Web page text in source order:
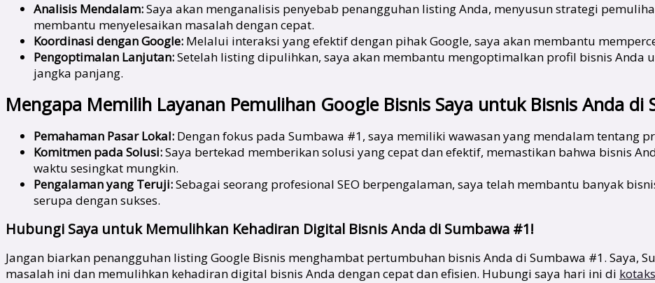
Analisis Mendalam:Saya akan menganalisis penyebab penangguhan listing Anda, menyusun strategi
membantu menyelesaikan masalah dengan cepat.
Koordinasi dengan Google: Melalui interaksi yang efektif dengan pihak Google, saya akan membantu
Pengoptimalan Lanjutan:Setelah listing dipulihkan, saya akan membantu mengoptimalkan profil bisnis Anda
jangka panjang.
Mengapa Memilih Layanan Pemulihan Google Bisnis Saya untuk Bisnis Anda di
Pemahaman Pasar Lokal: Dengan fokus pada Sumbawa #1, saya memiliki wawasan yang mendalam tentang
Komitmen pada Solusi:Saya bertekad memberikan solusi yang cepat dan efektif, memastikan bahwa bisnis
waktu sesingkat mungkin.
Pengalaman yang Teruji:Sebagai seorang profesional SEO berpengalaman, saya telah membantu banyak
serupa dengan sukses.
Hubungi Saya untuk Memulihkan Kehadiran Digital Bisnis Anda di Sumbawa #1!
Jangan biarkan penangguhan listing Google Bisnis menghambat pertumbuhan bisnis Anda di Sumbawa #1. Saya,
masalah ini dan memulihkan kehadiran digital bisnis Anda dengan cepat dan efisien. Hubungi saya hari ini di